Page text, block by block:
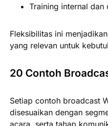
Training internal dan
Fleksibilitas ini
yang relevan untuk
20 Contoh
Setiap contoh broadcast
disesuaikan dengan
acara, serta tahap